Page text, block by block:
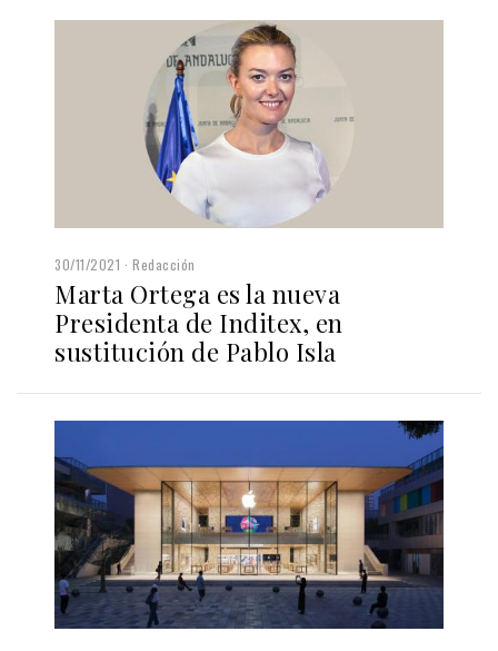
30/11/2021 Redacción
Marta Ortega es la nueva
Presidenta de Inditex, en
sustitución de Pablo Isla